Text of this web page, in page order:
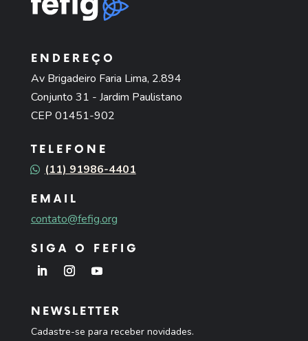
ENDEREÇO
Av Brigadeiro Faria Lima, 2.894
Conjunto 31 - Jardim Paulistano
CEP 01451-902
TELEFONE
(11) 91986-4401
EMAIL
contato@fefig.org
SIGA O FEFIG
NEWSLETTER
Cadastre-se para receber novidades.